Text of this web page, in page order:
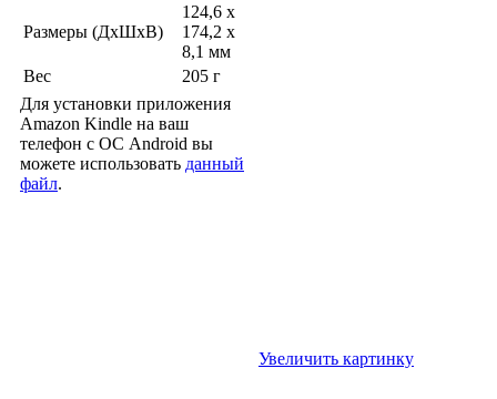
Размеры (ДхШхВ)
124,6 x
174,2 x
8,1 мм
Вес
205 г
Для установки приложения
Amazon Kindle на ваш
телефон с ОС Android вы
можете использовать данный
файл.
Увеличить картинку